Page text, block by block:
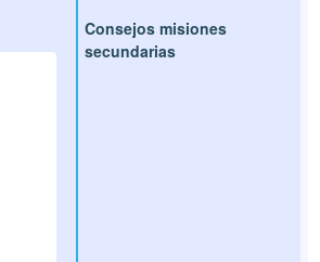
Consejos misiones
secundarias